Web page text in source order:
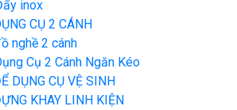
inox
CỤ 2 CÁNH
nghề 2 cánh
Cụ 2 Cánh Ngăn Kéo
DỤNG CỤ VỆ SINH
KHAY LINH KIỆN